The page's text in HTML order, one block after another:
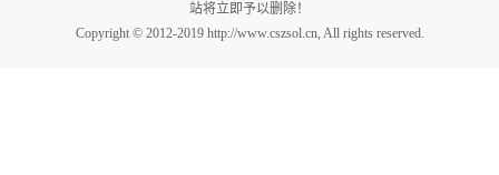
站将立即予以删除！
Copyright © 2012-2019 http://www.cszsol.cn, All rights reserved.